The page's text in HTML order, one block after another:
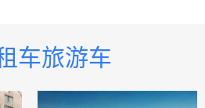
小巴
青岛机场接送小巴士
巴
青岛旅游小巴车队
车旅游车